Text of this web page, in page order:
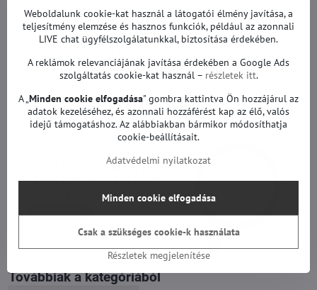
32VLE4401BF, GRUNDIG 32VLE4500BF, GRUNDIG 32VLE4500WF,
GRUNDIG 32VLE5400BN, GRUNDIG 32VLE5401BG, GRUNDIG
32VLE5401WG, GRUNDIG 32VLE5405SG, GRUNDIG 32VLE5405WG,
32VLE5500WG, GRUNDIG 32VLE5504BG, GRUNDIG 32VLE5506BG,
GRUNDIG 32VLE555BG, GRUNDIG 32VLE565BG, GRUNDIG
32VLE595BG, GRUNDIG 32VLE597BG, GRUNDIG 32VLE685BG és
mások.
Továbbiak a kategóriából
Weboldalunk cookie-kat használ a látogatói élmény javítása, a
teljesítmény elemzése és hasznos funkciók, például az azonnali
LIVE chat ügyfélszolgálatunkkal, biztosítása érdekében.
A reklámok relevanciájának javítása érdekében a Google Ads
szolgáltatás cookie-kat használ – részletek itt.
A „Minden cookie elfogadása" gombra kattintva Ön hozzájárul az
adatok kezeléséhez, és azonnali hozzáférést kap az élő, valós
idejű támogatáshoz. Az alábbiakban bármikor módosíthatja
cookie-beállításait.
Adatvédelmi nyilatkozat
Részletek megjelenítése
Minden cookie elfogadása
Csak a szükséges cookie-k használata